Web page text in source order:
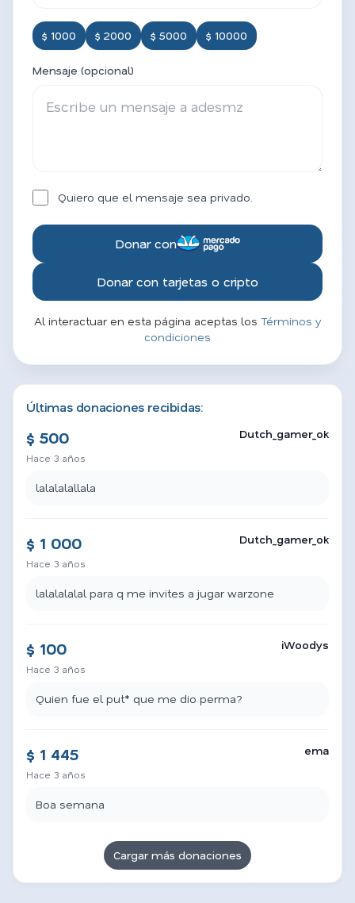
$ 1000 $ 2000 $ 5000 $ 10000
Mensaje (opcional)
Quiero que el mensaje sea privado.
Donar con
Donar con tarjetas o cripto
Al interactuar en esta página aceptas los Términos y
condiciones
Últimas donaciones recibidas:
$ 500
Hace 3 años
Dutch_gamer_ok
lalalalallala
$ 1 000
Hace 3 años
Dutch_gamer_ok
lalalalalal para q me invites a jugar warzone
$ 100
Hace 3 años
iWoodys
Quien fue el put* que me dio perma?
$ 1 445
Hace 3 años
ema
Boa semana
Cargar más donaciones